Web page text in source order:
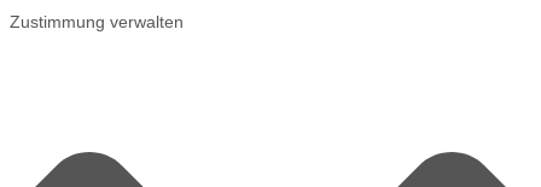
Zustimmung verwalten